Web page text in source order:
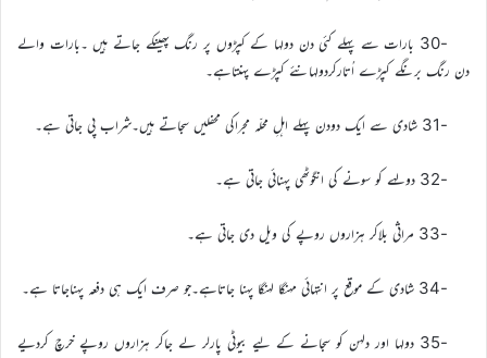
-30 بارات سے پہلے کئی دن دولہا کے کپڑوں پر رنگ پھینکے جاتے ہیں ۔بارات والے
دن رنگ برنگے کپڑے اُتارکردولہانئے کپڑے پہنتاہے۔
-31 شادی سے ایک دودن پہلے اہلِ محلّہ مجراکی محفلیں سجاتے ہیں۔شراب پی جاتی ہے۔
-32 دولہے کو سونے کی انگوٹھی پہنائی جاتی ہے۔
-33 مراثی بلاکر ہزاروں روپے کی ویل دی جاتی ہے۔
-34 شادی کے موقع پر انتہائی مہنگا لہنگا پہنا جاتاہے۔جو صرف ایک ہی دفعہ پہناجاتا ہے۔
-35 دولہا اور دلہن کو سجانے کے لیے بیوٹی پارلر لے جاکر ہزاروں روپے خرچ کردیے